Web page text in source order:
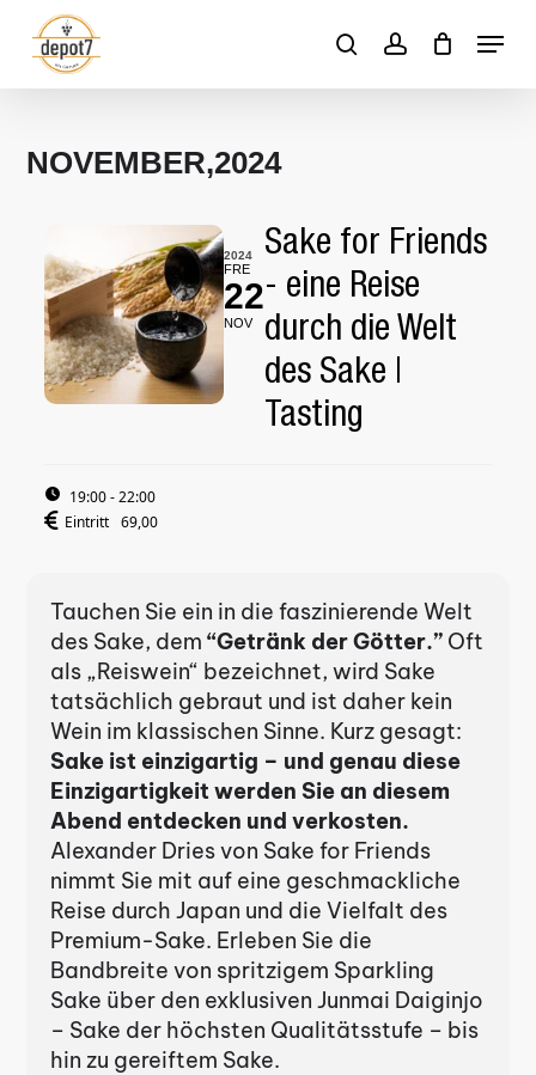
main
searchaccount
Menu
Close
NOVEMBER,2024
2024
FRE
22
NOV
Sake for Friends
- eine Reise
durch die Welt
des Sake |
Tasting
19:00 - 22:00
Eintritt
69,00
Tauchen Sie ein in die faszinierende Welt
des Sake, dem“Getränk der Götter.” Oft
als „Reiswein“ bezeichnet, wird Sake
tatsächlich gebraut und ist daher kein
Wein im klassischen Sinne. Kurz gesagt:
Sake ist einzigartig – und genau diese
Einzigartigkeit werden Sie an diesem
Abend entdecken und verkosten.
Alexander Dries von Sake for Friends
nimmt Sie mit auf eine geschmackliche
Reise durch Japan und die Vielfalt des
Premium-Sake. Erleben Sie die
Bandbreite von spritzigem Sparkling
Sake über den exklusiven Junmai Daiginjo
– Sake der höchsten Qualitätsstufe – bis
hin zu gereiftem Sake.